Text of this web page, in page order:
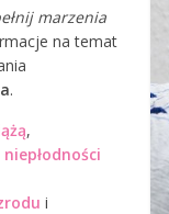
marzenia
na temat
.
,
niepłodności
i